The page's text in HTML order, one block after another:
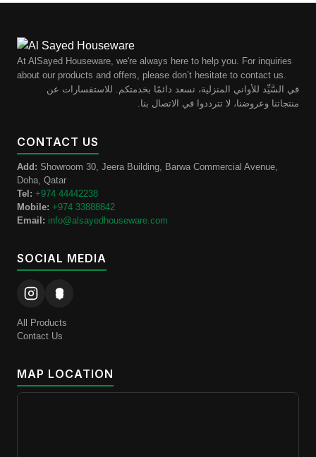
At AlSayed Houseware, we're always here to help you. For inquiries
about our products and offers, please don’t hesitate to contact us.
في السَّيِّد للأواني المنزلية، نسعد دائمًا بخدمتكم. للاستفسارات عن
منتجاتنا وعروضنا، لا تترددوا في الاتصال بنا.
CONTACT US
Add: Showroom 30, Jeera Building, Barwa Commercial Avenue,
Doha, Qatar
Tel: +974 44442238
Mobile: +974 33888842
Email: info@alsayedhouseware.com
SOCIAL MEDIA
All Products
Contact Us
MAP LOCATION